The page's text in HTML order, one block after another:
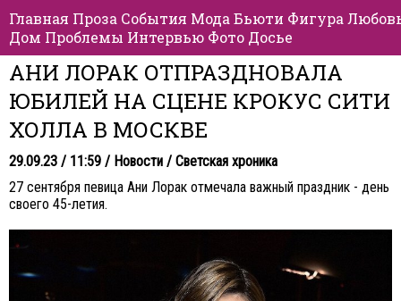
Главная Проза События Мода Бьюти Фигура
Дом Проблемы Интервью Фото Досье
АНИ ЛОРАК ОТПРАЗДНОВАЛА
ЮБИЛЕЙ НА СЦЕНЕ КРОКУС СИТИ
ХОЛЛА В МОСКВЕ
29.09.23 / 11:59 / Новости / Светская хроника
27 сентября певица Ани Лорак отмечала важный праздник - день
своего 45-летия.